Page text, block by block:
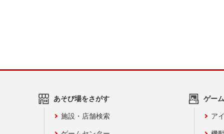
あそび場をさがす
施設・店舗検索
ゲー
ア